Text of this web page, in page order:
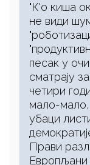
"К'о киша
не види
песак у
сматрају
четири
мало-мало,
убаци
Прави
Европљани